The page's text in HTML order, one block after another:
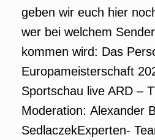
geben wir euch hier
wer bei welchem
kommen wird: Das
Europameisterschaft
Sportschau live ARD –
Moderation: Alexander
SedlaczekExperten-